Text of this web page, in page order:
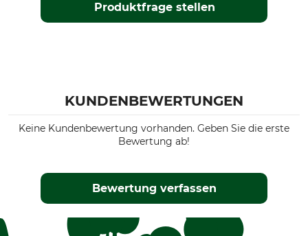
Produktfrage stellen
KUNDENBEWERTUNGEN
Keine Kundenbewertung vorhanden. Geben Sie die erste
Bewertung ab!
Bewertung verfassen